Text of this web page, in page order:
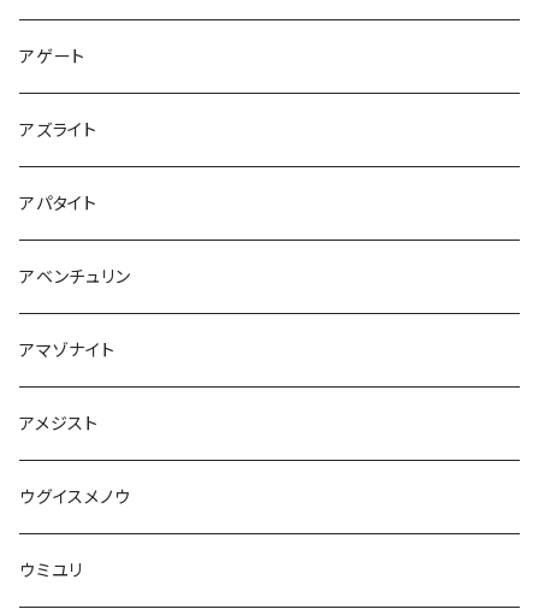
アゲート
アズライト
アパタイト
アベンチュリン
アマゾナイト
アメジスト
ウグイスメノウ
ウミユリ